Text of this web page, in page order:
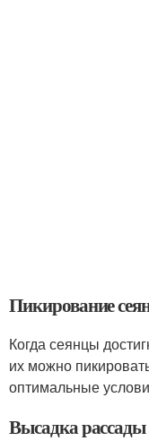
Пикирование
Когда сеянцы
их можно
оптимальные
Высадка рассады